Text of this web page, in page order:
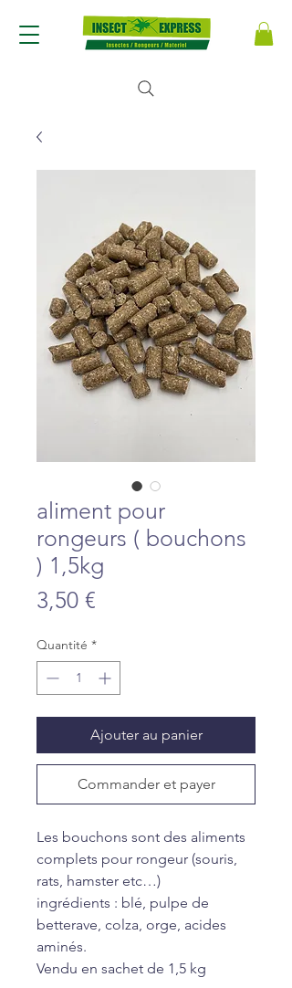
aliment pour
rongeurs ( bouchons
) 1,5kg
3,50 €
Quantité *
Ajouter au panier
Commander et payer
Les bouchons sont des aliments
complets pour rongeur (souris,
rats, hamster etc…)
ingrédients : blé, pulpe de
betterave, colza, orge, acides
aminés.
Vendu en sachet de 1,5 kg